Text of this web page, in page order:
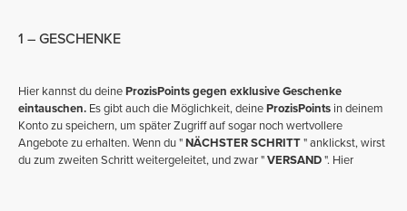
1 – GESCHENKE
Hier kannst du deineProzisPoints gegen exklusive Geschenke
eintauschen. Es gibt auch die Möglichkeit, deineProzisPoints in deinem
Konto zu speichern, um später Zugriff auf sogar noch wertvollere
Angebote zu erhalten. Wenn du "NÄCHSTER SCHRITT" anklickst, wirst
du zum zweiten Schritt weitergeleitet, und zwar "VERSAND". Hier